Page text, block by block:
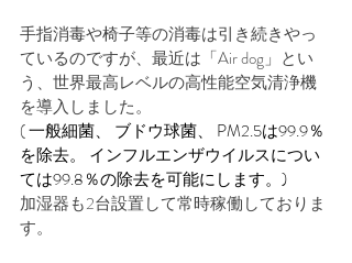
手指消毒や椅子等の消毒は引き続きやっ
ているのですが、最近は「Air dog」とい
う、世界最高レベルの高性能空気清浄機
を導入しました。
( 一般細菌、 ブドウ球菌、 PM2.5は99.9％
を除去。 インフルエンザウイルスについ
ては99.8％の除去を可能にします。)
加湿器も2台設置して常時稼働しておりま
す。